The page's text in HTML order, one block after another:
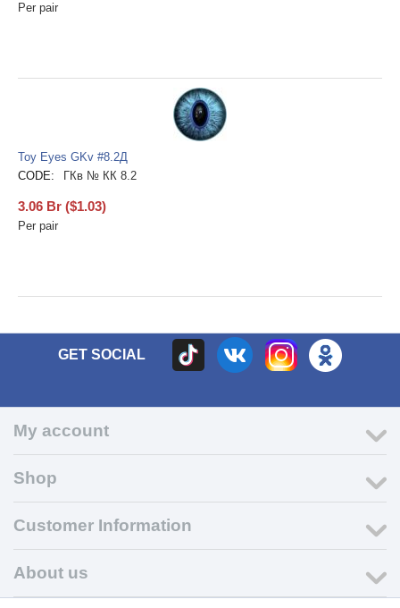
Per pair
Toy Eyes GKv #8.2Д
CODE:
ГКв № КК 8.2
3.06 Br ($1.03)
Per pair
GET SOCIAL
My account
Shop
Customer Information
About us